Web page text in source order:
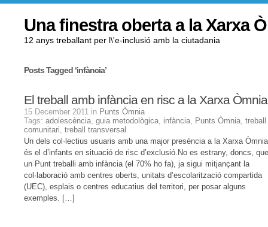
Una finestra oberta a la Xarxa
12 anys treballant per l\'e-inclusió amb la ciutadania
Posts Tagged ‘infància’
El treball amb infància en risc a la Xarxa Òmnia
15 December 2011 in Punts Òmnia
Tags: adolescència, guia metodològica, infància, Punts Òmnia, treball
comunitari, treball transversal
Un dels col·lectius usuaris amb una major presència a la Xarxa Òmnia
és el d’infants en situació de risc d’exclusió.No es estrany, doncs, que
un Punt treballi amb infància (el 70% ho fa), ja sigui mitjançant la
col·laboració amb centres oberts, unitats d’escolarització compartida
(UEC), esplais o centres educatius del territori, per posar alguns
exemples. […]